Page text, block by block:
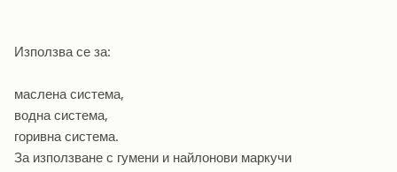
Използва се за:
маслена система,
водна система,
горивна система.
За използване с гумени и найлонови маркучи